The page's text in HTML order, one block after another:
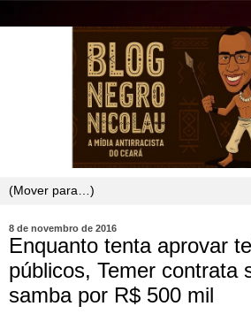
8 de novembro de 2016
Enquanto tenta aprovar
públicos, Temer contrata
samba por R$ 500 mil